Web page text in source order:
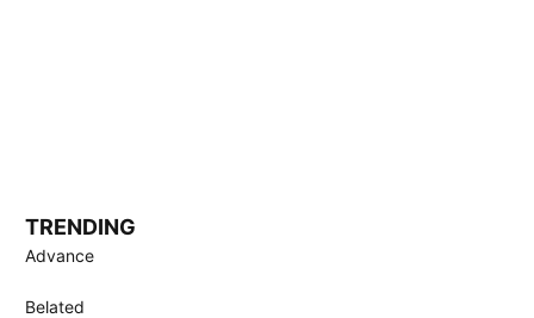
TRENDING
Advance
Belated